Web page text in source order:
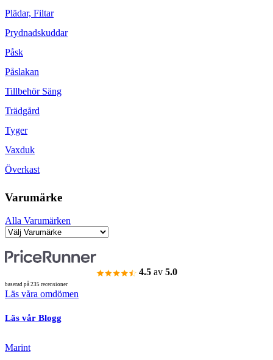
Plädar, Filtar
Prydnadskuddar
Påsk
Påslakan
Tillbehör Säng
Trädgård
Tyger
Vaxduk
Överkast
Varumärke
Alla Varumärken
4.5 av 5.0
baserad på 235 recensioner
Läs våra omdömen
Läs vår Blogg
Marint